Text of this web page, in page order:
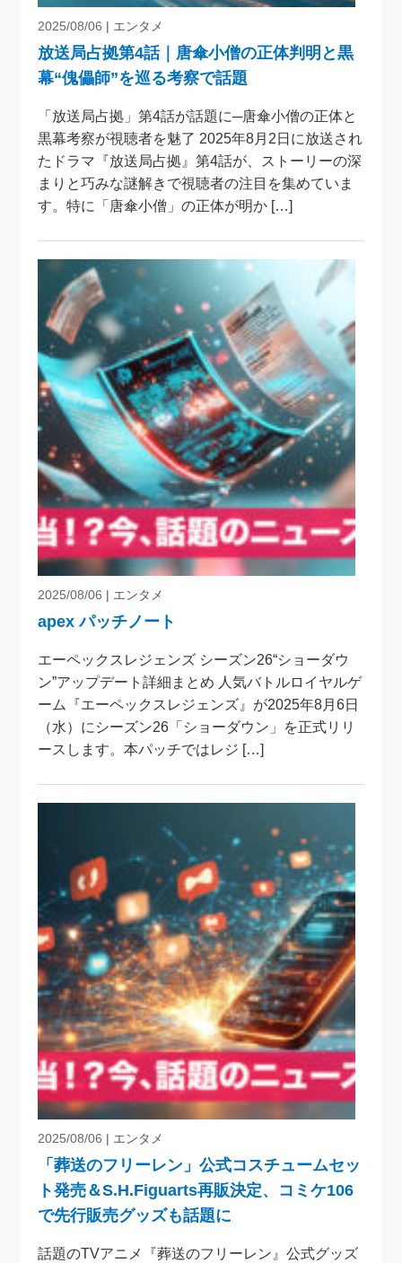
2025/08/06 | エンタメ
放送局占拠第4話｜唐傘小僧の正体判明と黒
幕“傀儡師”を巡る考察で話題
「放送局占拠」第4話が話題に─唐傘小僧の正体と
黒幕考察が視聴者を魅了 2025年8月2日に放送され
たドラマ『放送局占拠』第4話が、ストーリーの深
まりと巧みな謎解きで視聴者の注目を集めていま
す。特に「唐傘小僧」の正体が明か […]
2025/08/06 | エンタメ
apex パッチノート
エーペックスレジェンズ シーズン26“ショーダウ
ン”アップデート詳細まとめ 人気バトルロイヤルゲ
ーム『エーペックスレジェンズ』が2025年8月6日
（水）にシーズン26「ショーダウン」を正式リリ
ースします。本パッチではレジ […]
2025/08/06 | エンタメ
「葬送のフリーレン」公式コスチュームセッ
ト発売＆S.H.Figuarts再販決定、コミケ106
で先行販売グッズも話題に
話題のTVアニメ『葬送のフリーレン』公式グッズ